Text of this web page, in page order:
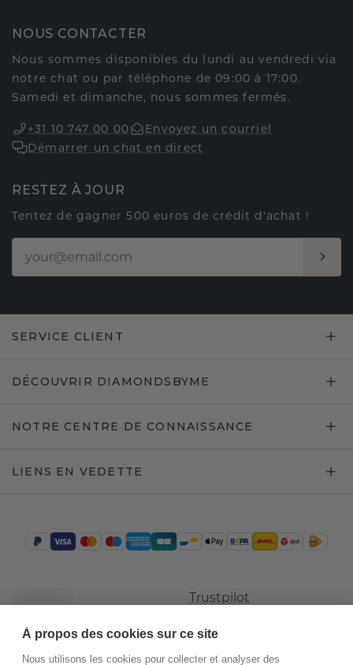
NOUS CONTACTER
Nous sommes disponibles du lundi au vendredi via
notre chat ou par téléphone de 09:00 à 17:00.
Samedi et dimanche, nous sommes fermés.
+31 10 747 00 00
Envoyez un courriel
Démarrer un chat en direct
RESTEZ À JOUR
Tentez de gagner 500 euros de crédit d'achat !
SERVICE CLIENT
DÉCOUVRIR DIAMONDSBYME
NOTRE CENTRE DE CONNAISSANCE
LIENS EN VEDETTE
Trustpilot
À propos des cookies sur ce site
Nous utilisons les cookies pour collecter et analyser des